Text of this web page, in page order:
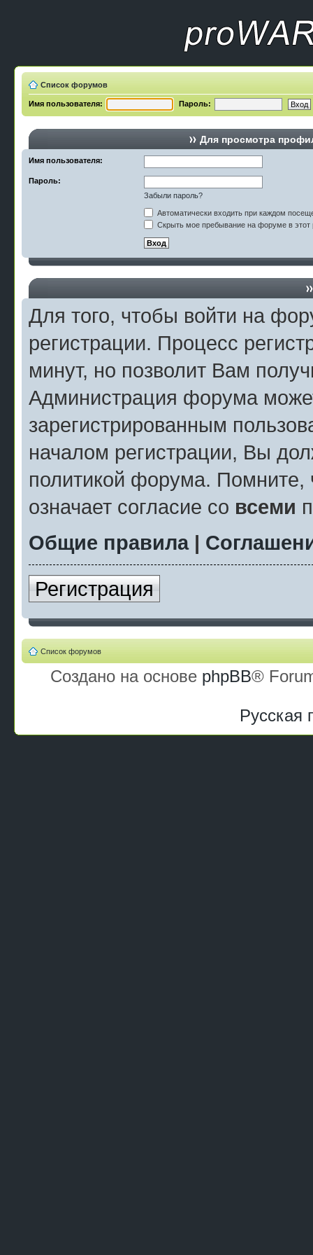
Список форумов
Имя пользователя: Пароль:
Для просмотра
Имя пользователя:
Пароль:
Забыли пароль?
Автоматически входить при каждом
Скрыть мое пребывание на форуме в этот
Для того, чтобы войти на
регистрации. Процесс
минут, но позволит Вам
Администрация форума
зарегистрированным
началом регистрации, Вы
политикой форума.
означает согласие со всеми
Общие правила|
Регистрация
Список форумов
Создано на основе phpBB®
Русская